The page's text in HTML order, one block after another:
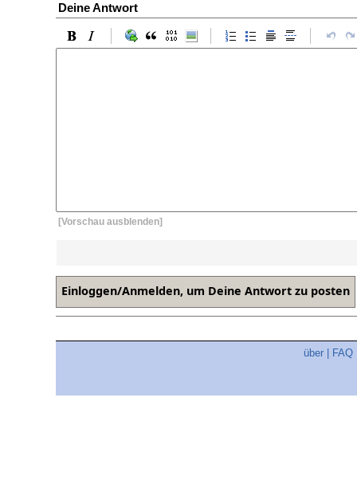
Deine Antwort
[Vorschau ausblenden]
über FAQ